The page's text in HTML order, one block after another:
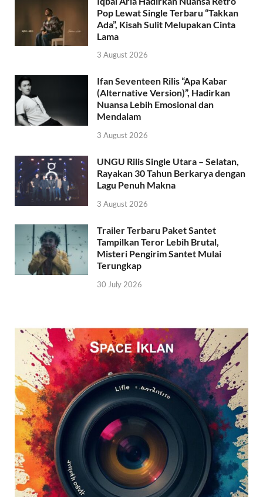
Pop Lewat Single Terbaru “Takkan
Ada”, Kisah Sulit Melupakan Cinta
Lama
3 August 2026
Ifan Seventeen Rilis “Apa Kabar
(Alternative Version)”, Hadirkan
Nuansa Lebih Emosional dan
Mendalam
3 August 2026
UNGU Rilis Single Utara – Selatan,
Rayakan 30 Tahun Berkarya dengan
Lagu Penuh Makna
3 August 2026
Trailer Terbaru Paket Santet
Tampilkan Teror Lebih Brutal,
Misteri Pengirim Santet Mulai
Terungkap
30 July 2026